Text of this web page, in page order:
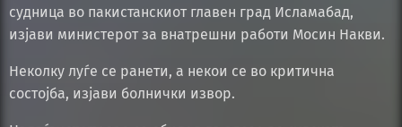
судница во пакистанскиот главен град Исламабад,
изјави министерот за внатрешни работи Мосин Накви.
Неколку луѓе се ранети, а некои се во критична
состојба, изјави болнички извор.